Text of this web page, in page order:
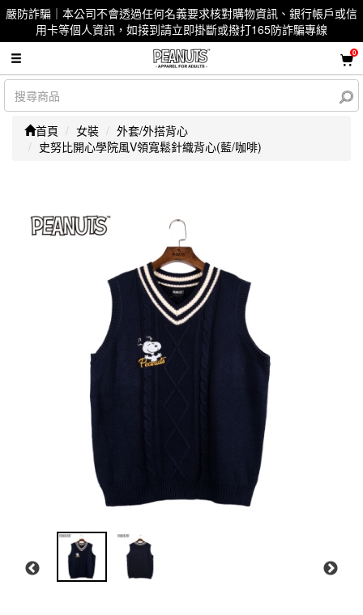
嚴防詐騙｜本公司不會透過任何名義要求核對購物資訊、銀行帳戶或信
用卡等個人資訊，如接到請立即掛斷或撥打165防詐騙專線
0
首頁 女裝
外套/外搭背心
史努比開心學院風V領寬鬆針織背心(藍/咖啡)